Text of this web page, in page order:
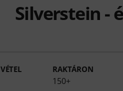
Silverstein -
RAKTÁRON
150+